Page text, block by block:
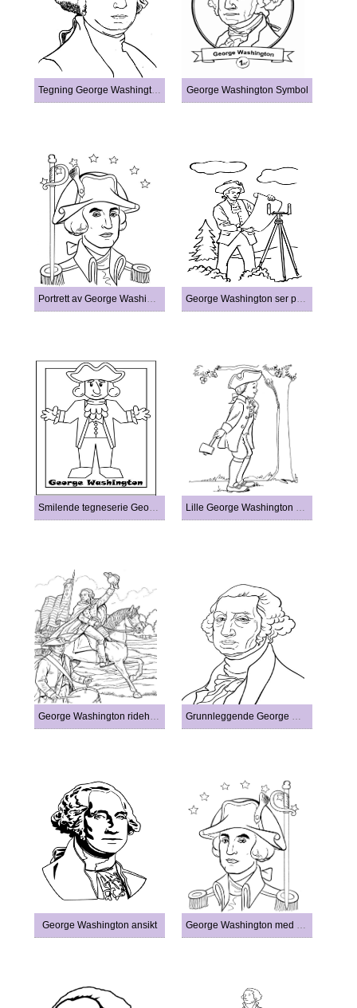
Tegning George Washington George Washington Symbol
Portrett av George Washington med stjerner George Washington ser på malerier
Smilende tegneserie George Washington Lille George Washington holder øks
George Washington ridehest Grunnleggende George Washington-ansikt
George Washington ansikt George Washington med sverd